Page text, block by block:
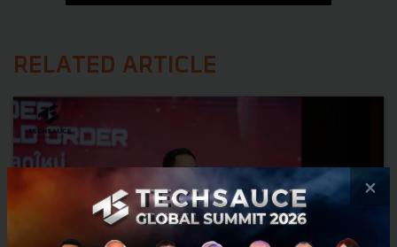
RELATED ARTICLE
×